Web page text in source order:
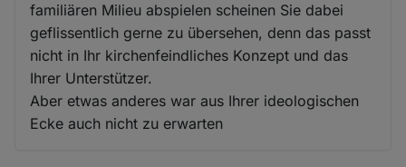
familiären Milieu abspielen scheinen Sie dabei
geflissentlich gerne zu übersehen, denn das passt
nicht in Ihr kirchenfeindliches Konzept und das
Ihrer Unterstützer.
Aber etwas anderes war aus Ihrer ideologischen
Ecke auch nicht zu erwarten